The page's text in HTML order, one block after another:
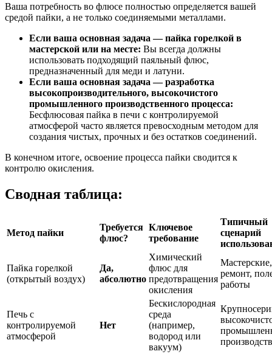
Ваша потребность во флюсе полностью определяется вашей
средой пайки, а не только соединяемыми металлами.
Если ваша основная задача — пайка горелкой в
мастерской или на месте: Вы всегда должны
использовать подходящий паяльный флюс,
предназначенный для меди и латуни.
Если ваша основная задача — разработка
высокопроизводительного, высокочистого
промышленного производственного процесса:
Бесфлюсовая пайка в печи с контролируемой
атмосферой часто является превосходным методом для
создания чистых, прочных и без остатков соединений.
В конечном итоге, освоение процесса пайки сводится к
контролю окисления.
Сводная таблица:
Метод пайки
Требуется
флюс?
Ключевое
требование
Типичный
сценарий
Пайка горелкой
(открытый воздух)
Да,
абсолютно
Химический
флюс для
предотвращения
окисления
Мастерские,
ремонт,
работы
Печь с
контролируемой
атмосферой
Нет
Бескислородная
среда
(например,
водород или
вакуум)